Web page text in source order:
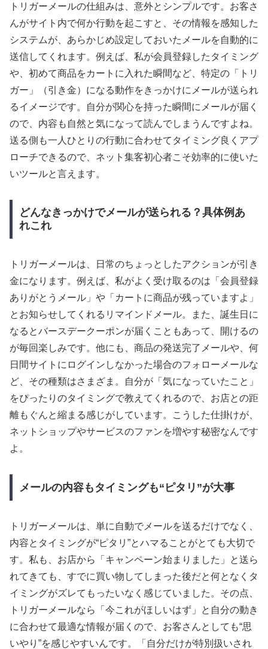
トリガーメールの仕組みは、意外とシンプルです。お客さ
んがサイト内で何か行動を起こすと、その情報を感知した
システムが、あらかじめ設定しておいたメールを自動的に
送信してくれます。例えば、私が会員登録したタイミング
や、初めて商品をカートに入れた瞬間など、特定の「トリ
ガー」（引き金）になる動作をきっかけにメールが送られ
るイメージです。自分が関心を持った瞬間にメールが届く
ので、内容も自然と気になって読んでしまうんですよね。
送る側も一人ひとりの行動に合わせてタイミング良くアプ
ローチできるので、ネット集客初心者こそ効率的に使いた
いツールと言えます。
どんなきっかけでメールが送られる？具体例あ
れこれ
トリガーメールは、日常のちょっとしたアクションが引き
金になります。例えば、私がよく受け取るのは「会員登録
ありがとうメール」や「カートに商品が残っていますよ」
とお知らせしてくれるリマインドメール。また、誕生日に
なるとバースデークーポンが届くこともあって、開けるの
が毎回楽しみです。他にも、商品の発送完了メールや、何
日間サイトにログインしなかった場合のフォローメールな
ど、その種類はさまざま。自分が「気になっていたこと」
をぴったりのタイミングで教えてくれるので、お店との距
離もぐんと縮まる感じがしています。こうした仕掛けが、
ネットショップやサービスのファンを増やす秘密なんです
よ。
メールの内容もタイミングも“ピタリ”が大事
トリガーメールは、単に自動でメールを送るだけでなく、
内容とタイミングが“ピタリ”とハマることがとても大切で
す。私も、お店から「キャンペーン始まりました」と送ら
れてきても、すでに買い物してしまった後だと何となくタ
イミングがズレてもったいなく感じていました。その点、
トリガーメールなら「今これがほしいはず」と自分の動き
に合わせて最適な情報が届くので、お客さんとしても“思
いやり”を感じやすいんです。「自分だけが特別扱いされ